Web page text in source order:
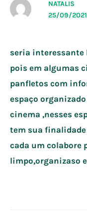
NATALIS
25/09/
seria interessante
pois em algumas
panfletos com
espaço
cinema ,nesses
tem sua
cada um colabore
limpo,organizaso